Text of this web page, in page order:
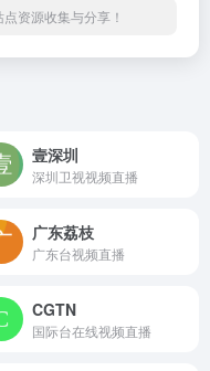
资源收集与分享！
壹深圳
深圳卫视视频直播
广东荔枝
广东台视频直播
CGTN
国际台在线视频直播